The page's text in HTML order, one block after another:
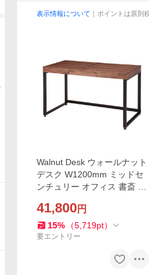
表示情報について ｜ポイントは原則
Walnut Desk ウォールナット
デスク W1200mm ミッドセ
ンチュリー オフィス 書斎 お
41,800円
15% （5,719pt）
要エントリー